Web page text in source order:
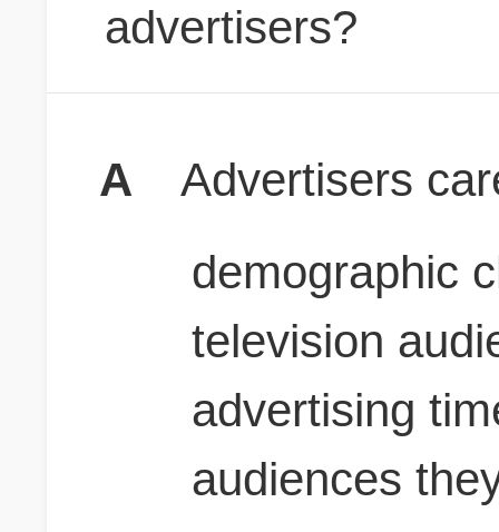
advertisers?
A
Advertisers
demographic
television
advertising
audiences